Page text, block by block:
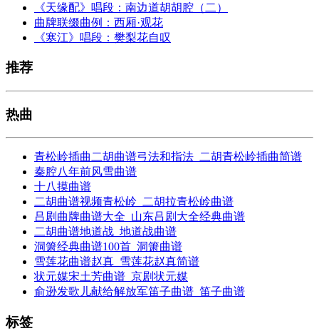
《天缘配》唱段：南边道胡胡腔（二）
曲牌联缀曲例：西厢·观花
《寒江》唱段：樊梨花自叹
推荐
热曲
青松岭插曲二胡曲谱弓法和指法_二胡青松岭插曲简谱
秦腔八年前风雪曲谱
十八摸曲谱
二胡曲谱视频青松岭_二胡拉青松岭曲谱
吕剧曲牌曲谱大全_山东吕剧大全经典曲谱
二胡曲谱地道战_地道战曲谱
洞箫经典曲谱100首_洞箫曲谱
雪莲花曲谱赵真_雪莲花赵真简谱
状元媒宋土芳曲谱_京剧状元媒
俞逊发歌儿献给解放军笛子曲谱_笛子曲谱
标签